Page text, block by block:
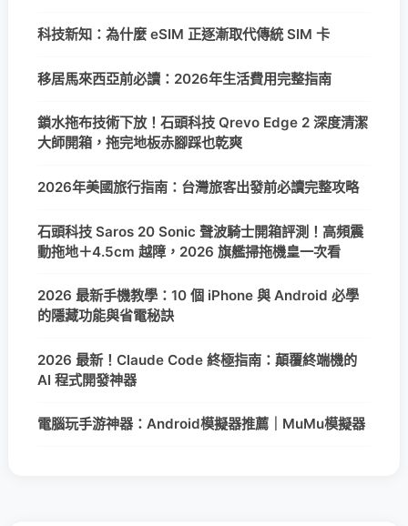
科技新知：為什麼 eSIM 正逐漸取代傳統 SIM 卡
移居馬來西亞前必讀：2026年生活費用完整指南
鎖水拖布技術下放！石頭科技 Qrevo Edge 2 深度清潔
大師開箱，拖完地板赤腳踩也乾爽
2026年美國旅行指南：台灣旅客出發前必讀完整攻略
石頭科技 Saros 20 Sonic 聲波騎士開箱評測！高頻震
動拖地＋4.5cm 越障，2026 旗艦掃拖機皇一次看
2026 最新手機教學：10 個 iPhone 與 Android 必學
的隱藏功能與省電秘訣
2026 最新！Claude Code 終極指南：顛覆終端機的
AI 程式開發神器
電腦玩手游神器：Android模擬器推薦｜MuMu模擬器